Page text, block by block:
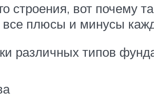
строения, вот почему
все плюсы и минусы
различных типов